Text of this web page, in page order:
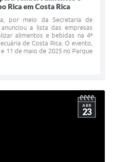
Rica em Costa Rica
por meio da Secretaria de
a lista das empresas
alimentos e bebidas na 4ª
de Costa Rica. O evento,
11 de maio de 2025 no Parque
ABR
23